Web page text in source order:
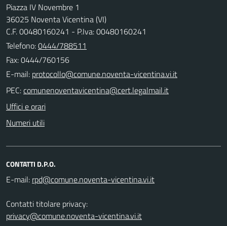
Piazza IV Novembre 1
36025 Noventa Vicentina (VI)
C.F. 00480160241 - P.Iva: 00480160241
Telefono:0444/788511
Fax: 0444/760156
E-mail:
PEC:
Uffici e orari
Numeri utili
CONTATTI D.P.O.
E-mail:
Contatti titolare privacy:
privacy@comune.noventa-vicentina.vi.it